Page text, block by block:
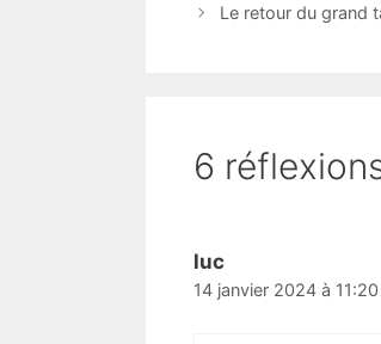
Le retour du grand
6
luc
14 janvier 2024 à 11:20